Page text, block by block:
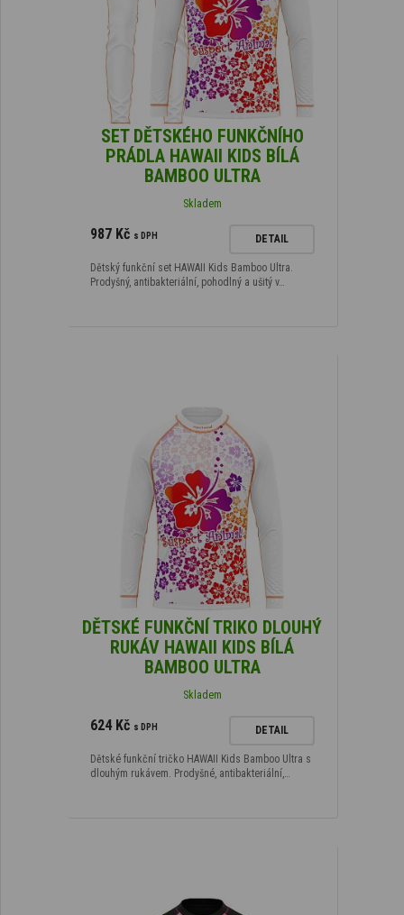
SET DĚTSKÉHO FUNKČNÍHO
PRÁDLA HAWAII KIDS BÍLÁ
BAMBOO ULTRA
Skladem
987 Kč s DPH DETAIL
Dětský funkční set HAWAII Kids Bamboo Ultra.
Prodyšný, antibakteriální, pohodlný a ušitý v…
DĚTSKÉ FUNKČNÍ TRIKO DLOUHÝ
RUKÁV HAWAII KIDS BÍLÁ
BAMBOO ULTRA
Skladem
624 Kč s DPH DETAIL
Dětské funkční tričko HAWAII Kids Bamboo Ultra s
dlouhým rukávem. Prodyšné, antibakteriální,…